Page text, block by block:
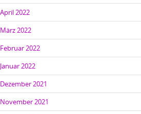
April 2022
März 2022
Februar 2022
Januar 2022
Dezember 2021
November 2021